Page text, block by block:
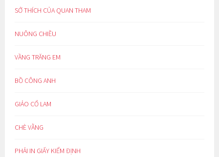
SỞ THÍCH CỦA QUAN THAM
NUÔNG CHIỀU
VẦNG TRĂNG EM
BỒ CÔNG ANH
GIẢO CỔ LAM
CHÈ VẰNG
PHẢI IN GIẤY KIỂM ĐỊNH